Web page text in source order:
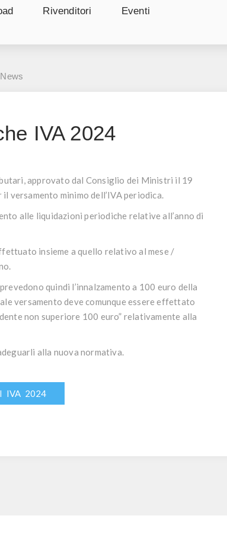
Rivenditori
Eventi
IVA 2024
approvato dal Consiglio dei Ministri il 19
versamento minimo dell’IVA periodica.
alle liquidazioni periodiche relative all’anno di
insieme a quello relativo al mese /
quindi l’innalzamento a 100 euro della
versamento deve comunque essere effettato
non superiore 100 euro” relativamente alla
alla nuova normativa.
IVA 2024